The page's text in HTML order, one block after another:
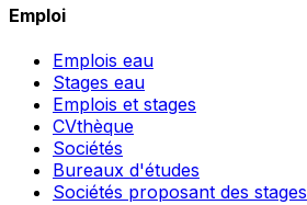
Emploi
Emplois eau
Stages eau
Emplois et stages
CVthèque
Sociétés
Bureaux d'études
Sociétés proposant des stages